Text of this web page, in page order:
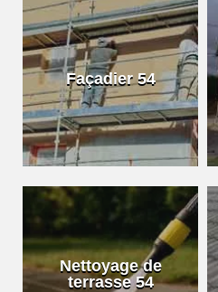
Façadier 54
Nettoyage de
terrasse 54